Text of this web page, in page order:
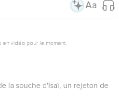
vidéo pour le moment.
la souche d'Isaï, un rejeton de